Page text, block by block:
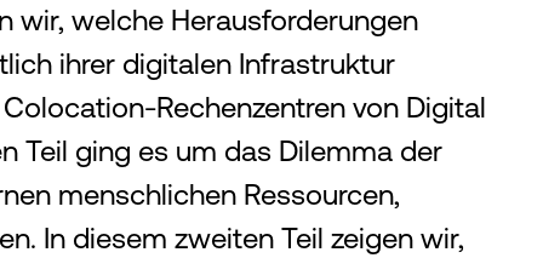
wir, welche Herausforderungen
ihrer digitalen Infrastruktur
Rechenzentren von Digital
Teil ging es um das Dilemma der
menschlichen Ressourcen,
In diesem zweiten Teil zeigen wir,